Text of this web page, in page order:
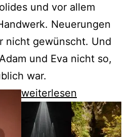
und vor allem
Neuerungen
nicht gewünscht. Und
und Eva nicht so,
war.
Christoph
Pilz
erzählt
weiterlesen